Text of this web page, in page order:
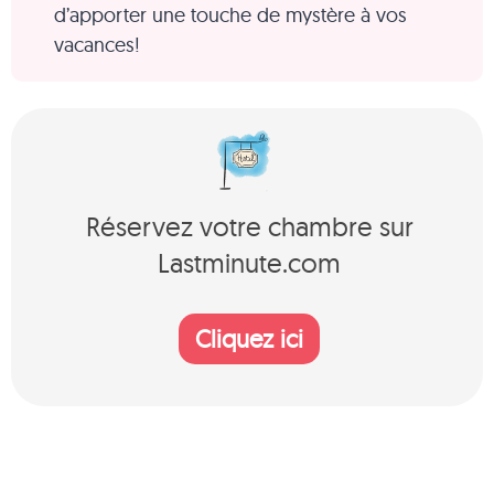
d’apporter une touche de mystère à vos
vacances!
Réservez votre chambre sur
Lastminute.com
Cliquez ici